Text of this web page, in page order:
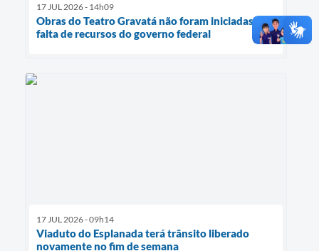
17 JUL 2026 - 14h09
Obras do Teatro Gravatá não foram iniciadas por
falta de recursos do governo federal
17 JUL 2026 - 09h14
Viaduto do Esplanada terá trânsito liberado
novamente no fim de semana